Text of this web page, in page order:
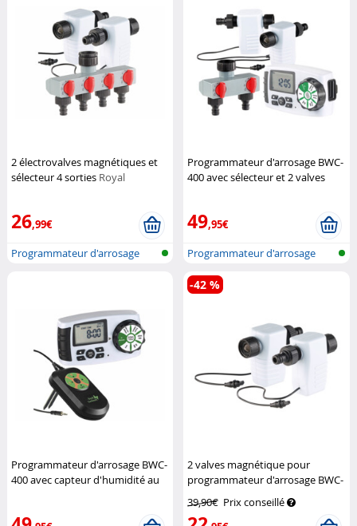
2 électrovalves magnétiques et
sélecteur 4 sorties Royal
26,99€
Programmateur d'arrosage
Programmateur d'arrosage BWC-
400 avec sélecteur et 2 valves
49,95€
Programmateur d'arrosage
avec conne...
Programmateur d'arrosage BWC-
400 avec capteur d'humidité au
2 valves magnétique pour
programmateur d'arrosage BWC-
Royal Gardineer
39,90€ Prix conseillé
-42 %